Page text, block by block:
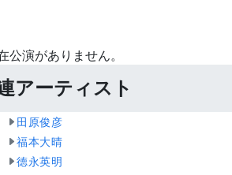
公演がありません。
アーティスト
田原俊彦
福本大晴
徳永英明